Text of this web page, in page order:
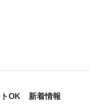
トOK 新着情報